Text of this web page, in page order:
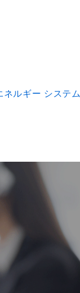
ネルギー システム